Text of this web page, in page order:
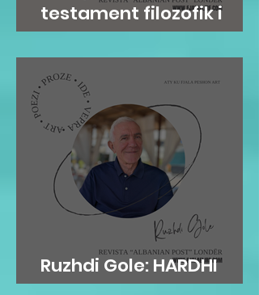
testament filozofik i
Vilhelme Vranari
Haxhirajt
Ruzhdi Gole: HARDHI